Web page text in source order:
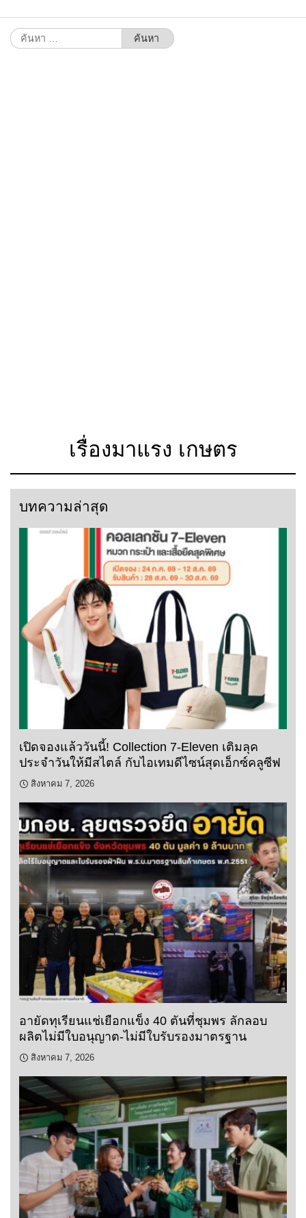
ค้นหา
สำหรับ:
เรื่องมาแรง เกษตร
บทความล่าสุด
เปิดจองแล้ววันนี้! Collection 7-Eleven เติมลุค
ประจำวันให้มีสไตล์ กับไอเทมดีไซน์สุดเอ็กซ์คลูซีฟ
สิงหาคม 7, 2026
อายัดทุเรียนแช่เยือกแข็ง 40 ตันที่ชุมพร ลักลอบ
ผลิตไม่มีใบอนุญาต-ไม่มีใบรับรองมาตรฐาน
สิงหาคม 7, 2026